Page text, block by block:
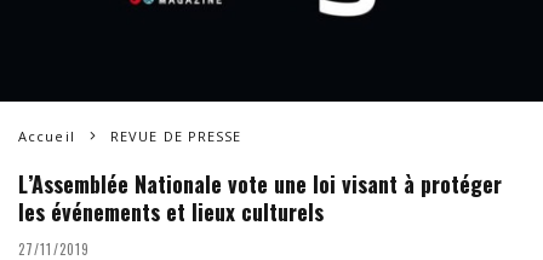
Accueil REVUE DE PRESSE
L’Assemblée Nationale vote une loi visant à protéger
les événements et lieux culturels
27/11/2019